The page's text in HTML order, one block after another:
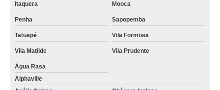
assistência domiciliar enfermagem Brooklin
encontrar assistência de enfermagem domiciliar Brooklin
serviços de enfermagem home care Vila Nova Conceição
enfermagem em assistência domiciliária Morumbi
serviços de enfermagem domiciliar Chácara Flora
Itaquera Mooca
Penha Sapopemba
Tatuapé Vila Formosa
Vila Matilde Vila Prudente
Água Rasa
Alphaville